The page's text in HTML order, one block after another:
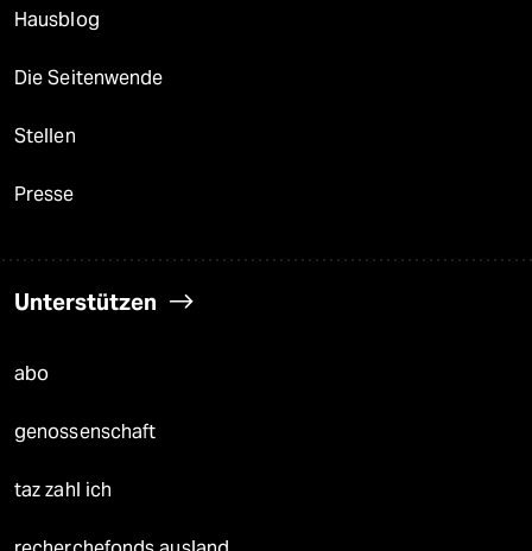
Hausblog
Die Seitenwende
Stellen
Presse
Unterstützen
abo
genossenschaft
taz zahl ich